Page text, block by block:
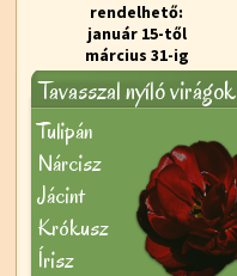
rendelhető:
január 15-től
március 31-ig
Tavasszal nyíló virágok
Tulipán
Nárcisz
Jácint
Krókusz
Írisz